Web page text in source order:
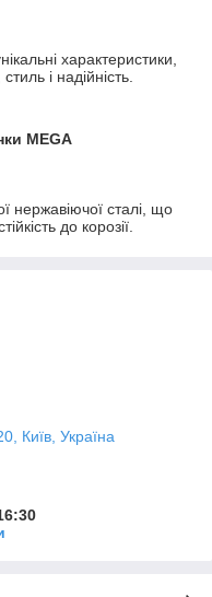
характеристики,
і надійність.
MEGA
нержавіючої сталі, що
до корозії.
Київ, Україна